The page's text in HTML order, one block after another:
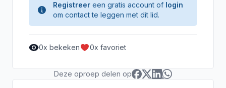
Registreer een gratis account of login
om contact te leggen met dit lid.
0x bekeken 0x favoriet
Deze oproep delen op